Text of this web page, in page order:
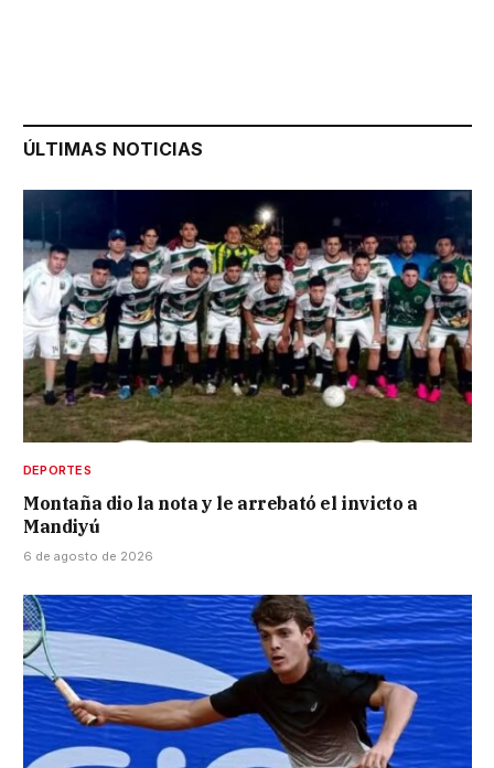
ÚLTIMAS NOTICIAS
DEPORTES
Montaña dio la nota y le arrebató el invicto a
Mandiyú
6 de agosto de 2026